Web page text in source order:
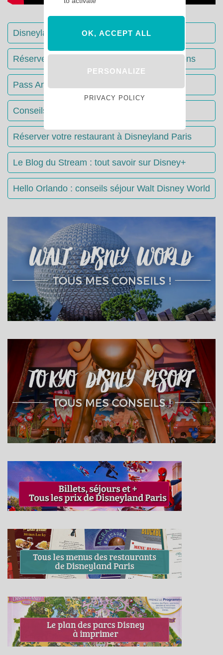
Disneyland Paris : Le guide complet
Réserver votre séjour : toutes les informations
Pass Annuels Disney : informations
Conseils & Astuces Disneyland Paris
Réserver votre restaurant à Disneyland Paris
Le Blog du Stream : tout savoir sur Disney+
Hello Orlando : conseils séjour Walt Disney World
OK, ACCEPT ALL
PERSONALIZE
PRIVACY POLICY